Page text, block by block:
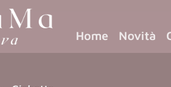
Home Novità